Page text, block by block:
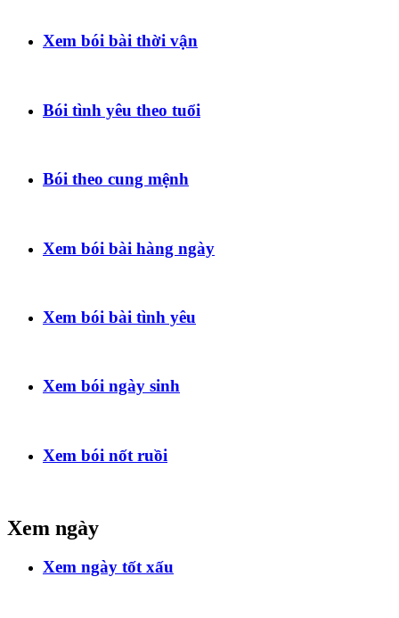
Xem bói bài thời vận
Bói tình yêu theo tuổi
Bói theo cung mệnh
Xem bói bài hàng ngày
Xem bói bài tình yêu
Xem bói ngày sinh
Xem bói nốt ruồi
Xem ngày
Xem ngày tốt xấu